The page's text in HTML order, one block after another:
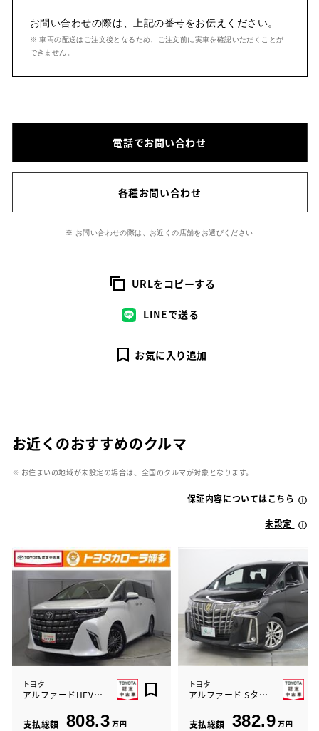
お問い合わせの際は、上記の番号をお伝えください。
※ 車両の配送はご注文後となるため、ご注文前に実車を確認いただくことが
できません。
電話でお問い合わせ
各種お問い合わせ
※ お問い合わせの際は、お近くの店舗をお選びください
URLをコピーする
LINEで送る
お気に入り追加
お近くのおすすめのクルマ
※ お住まいの地域が未設定の場合は、全国のクルマが対象となります。
保証内容についてはこちら
未設定
トヨタ
アルファードHEVエグゼラウンジ
支払総額 808.3 万円
トヨタ
アルファード Sタイプゴールド2
支払総額 382.9 万円